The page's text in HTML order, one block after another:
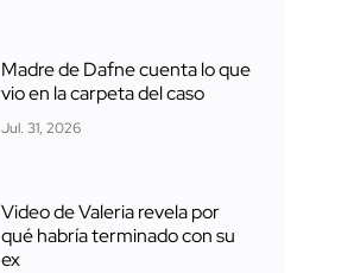
Madre de Dafne cuenta lo que
vio en la carpeta del caso
Jul. 31, 2026
Video de Valeria revela por
qué habría terminado con su
ex